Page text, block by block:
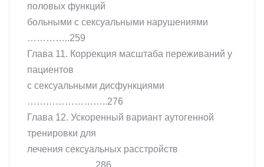
половых функций
больными с сексуальными нарушениями
…………..259
Глава 11. Коррекция масштаба переживаний у
пациентов
с сексуальными дисфункциями
……………………..276
Глава 12. Ускоренный вариант аутогенной
тренировки для
лечения сексуальных расстройств